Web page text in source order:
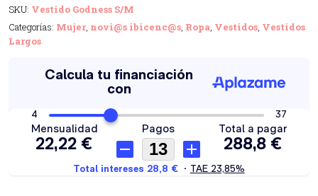
SKU: Vestido Godness S/M
Categorías: Mujer, novi@s ibicenc@s, Ropa, Vestidos, Vestidos
Largos